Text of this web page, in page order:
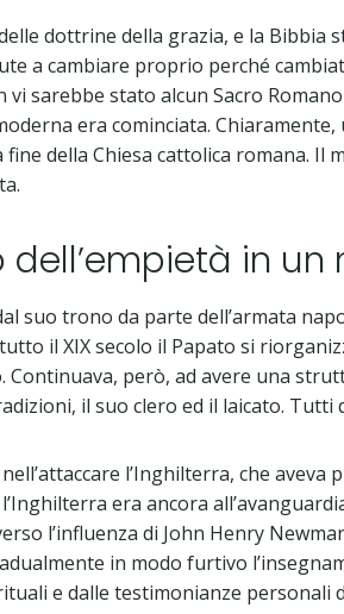
dottrine della grazia, e la
a cambiare proprio perché
sarebbe stato alcun Sacro
era cominciata.
della Chiesa cattolica romana. Il
dell’empietà in
suo trono da parte dell’armata
il XIX secolo il Papato si
però, ad avere una
il suo clero ed il laicato.
l’Inghilterra, che
era ancora
l’influenza di John Henry
in modo furtivo
e dalle testimonianze personali